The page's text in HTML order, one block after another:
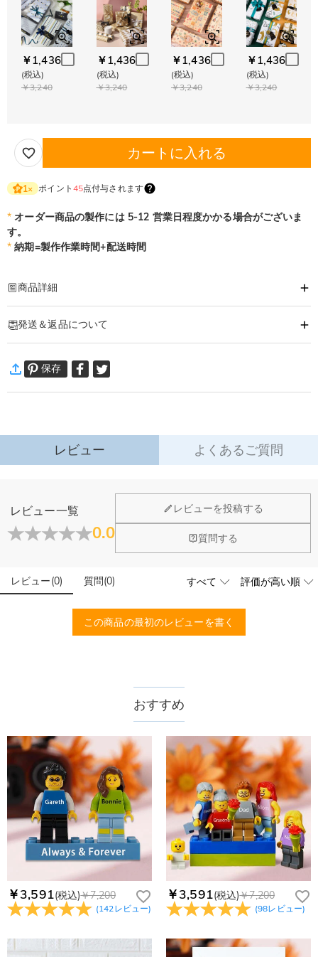
￥1,436
(税込)
￥3,240
￥1,436
(税込)
￥3,240
￥1,436
(税込)
￥3,240
￥1,436
(税込)
￥3,240
カートに入れる
1× ポイント 45点付与されます
* オーダー商品の製作には 5-12 営業日程度かかる場合がございま
す。
* 納期=製作作業時間+配送時間
商品詳細
お名前や好きな言葉で作る、世界でひとつだけのオーダーメイドミニフィギュ
ア。
ミニフィグ全身の各部位は自分好みで色々の種類から選べます。
オリジナルフィギュアは、組み立てるだけではありません。唯一無二のインテ
リアとしても大活躍です。
※注意事項：
こちらの商品LEGO正規品ではなく、互換性もないでございます。
発送＆返品について
万一、ご注文商品にご満足いただけない場合は、商品が到着後60日
保存
レビュー よくあるご質問
レビュー一覧
0.0
レビューを投稿する
質問する
レビュー(0) 質問(0)
この商品の最初のレビューを書く
ホーム＆雑貨
大量注文の制作は承っておりますか？
はい、対応可能です。ご希望の数量、デザイン、文字内容、ご
いたします。お気軽にお問い合わせください。
ードする画像に要求や制限等はありますか？
商品のベスト効果のために、お写真を選ぶ際に可能な限り最高
配送＆返品について
無料となります。（一部離島や遠方へご発送の場合、中継料が
納期=製作作業時間+配送時間 受注製作品のため、ご入金を確
認してから制作となります。大量生産品ではなく、一つ一つ手
でお作りしており、予定作業時間は商品ページに記載しており
ます。そしてご購入の際にお選び頂いた「配送方法」の選択に
よって、お届け日数が異なります。詳細は配送についてまでご
確認ください。.
商品に納品書などの明細書は同梱されますか？
ません。領収書発行をご希望の場合は、ご注文明細をメールに
てご確認ください。
商品を海外へ直接発送することは可能でしょうか。
はい、対応可能です。海外配送をご希望の場合は、カスタマー
サポートまで詳しい海外配送先情報をお送りください。配送先
の国・地域によって送料が異なります。また、海外配送の際は
受取人様に関税が発生する場合がございます。
返品・交換はできますか？
お客様が商品受け取り後、60日以内の未使用品の返品は可能で
す。受注生産品のため、返品は50%の返品手数料(材料費)が発
生致します。詳細はキャンセル/返品についてまでご確認くだ
さい。.
注文＆支払いについて
注文後に注文の内容を変更できますか？
もし注文確認メールをご確認後、注文内容に間違いでもありま
したら、至急カスタマーサポート【Eメール：
service@drawelry.jp】までご連絡ください。ご連絡頂く時に注
文番号もお送りください。
Drawelryからのメールが届きません。
Drawelryからのメールが届いていない場合、次の可能性が考え
られます。原因①迷惑メールフォルダに移動されている。解決
策：迷惑メールフォルダに届いているDrawelryからのメールを
メールが正しく届くように、迷惑メールフィルターの設定を変
支払方法は何がありますか？
Paypal、ApplePay、GooglePayからお選びいただけます。
か
おすすめ
￥3,591(税込)￥7,200
(142レビュー)
￥3,591(税込)￥7,200
(98レビュー)